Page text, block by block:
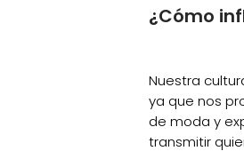
¿Cómo
Nuestra
ya que nos
de moda y
transmitir